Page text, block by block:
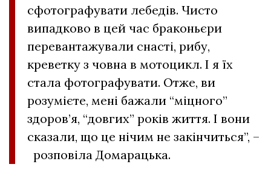
сфотографувати лебедів. Чисто
випадково в цей час браконьєри
перевантажували снасті, рибу,
креветку з човна в мотоцикл. І я їх
стала фотографувати. Отже, ви
розумієте, мені бажали “міцного”
здоров’я, “довгих” років життя. І вони
сказали, що це нічим не закінчиться”, –
розповіла Домарацька.